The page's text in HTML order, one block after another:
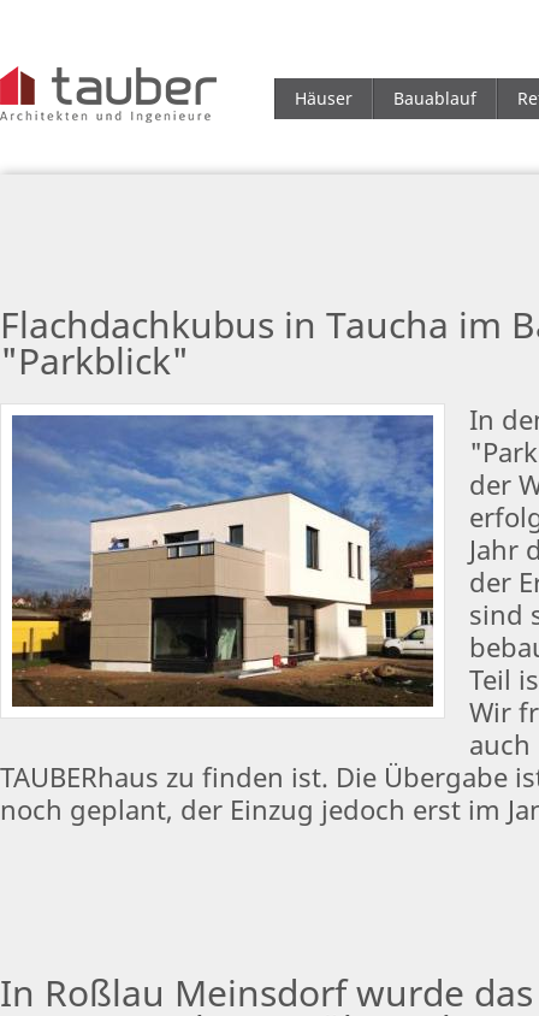
Häuser Bauablauf
Flachdachkubus in Taucha im
"Parkblick"
In
der
Jahr
der
sind
Teil
Wir
TAUBERhaus zu finden ist. Die Übergabe
noch geplant, der Einzug jedoch erst im
In Roßlau Meinsdorf wurde